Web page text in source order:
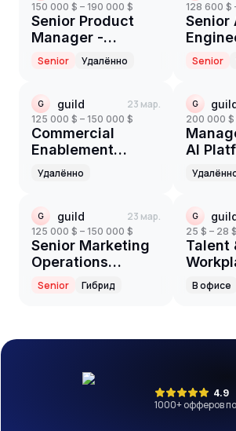
150 000 $ – 190 000 $
Senior Product
Manager -
Benefits Admin
Senior Удалённо
128 600
Senior
Senior
G guild 23 мар.
125 000 $ – 150 000 $
Commercial
Enablement
Manager
Удалённо
G
200 000
AI
G guild 23 мар.
125 000 $ – 150 000 $
Senior Marketing
Operations
Manager
Senior Гибрид
G
25 $ – 28 $
Talent
Month
В офисе
4.9
1000+ офферов